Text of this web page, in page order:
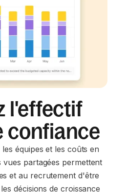
l'effectif
confiance
équipes et les coûts en
vues partagées permettent
et au recrutement d'être
décisions de croissance